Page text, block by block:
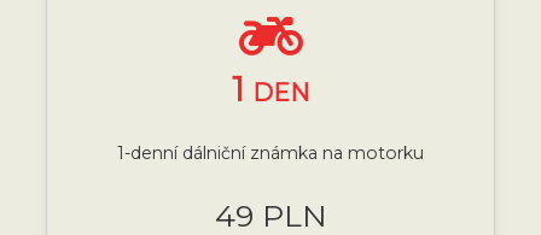
1 DEN
1-denní dálniční známka na motorku
49 PLN